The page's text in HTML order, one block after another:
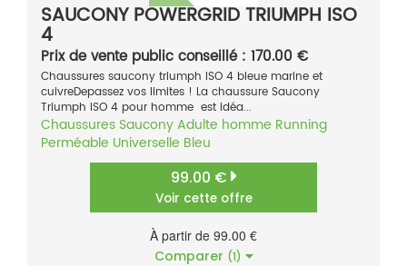
SAUCONY POWERGRID TRIUMPH ISO
4
Prix de vente public conseillé : 170.00 €
Chaussures saucony triumph ISO 4 bleue marine et
cuivreDepassez vos limites ! La chaussure Saucony
Triumph ISO 4 pour homme est idéa...
Chaussures SauconyAdulte homme Running
Perméable Universelle Bleu
99.00 €
Voir cette offre
À partir de 99.00 €
Comparer (1)